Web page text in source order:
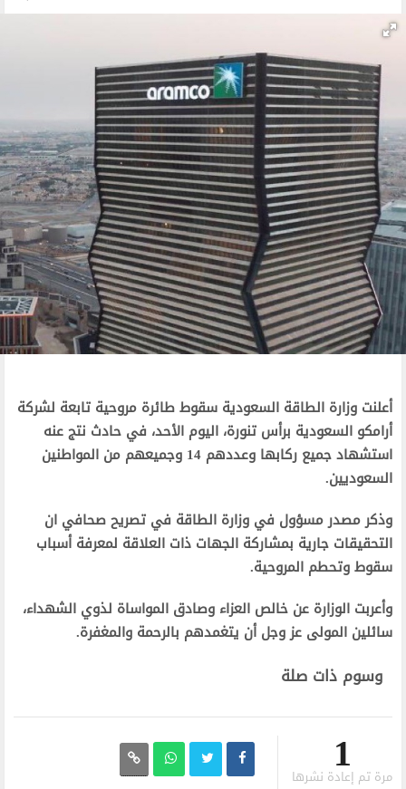
أعلنت وزارة الطاقة السعودية سقوط طائرة مروحية تابعة لشركة
أرامكو السعودية برأس تنورة، اليوم الأحد، في حادث نتج عنه
استشهاد جميع ركابها وعددهم 14 وجميعهم من المواطنين
السعوديين.
وذكر مصدر مسؤول في وزارة الطاقة في تصريح صحافي ان
التحقيقات جارية بمشاركة الجهات ذات العلاقة لمعرفة أسباب
سقوط وتحطم المروحية.
وأعربت الوزارة عن خالص العزاء وصادق المواساة لذوي الشهداء،
سائلين المولى عز وجل أن يتغمدهم بالرحمة والمغفرة.
وسوم ذات صلة
1
مرة تم إعادة نشرها